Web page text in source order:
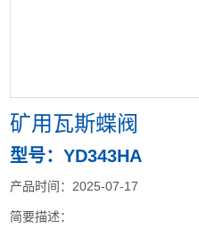
矿用瓦斯蝶阀
型号：YD343HA
产品时间：2025-07-17
简要描述：